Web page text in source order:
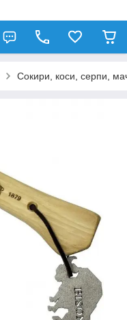
Сокири, коси, серпи,